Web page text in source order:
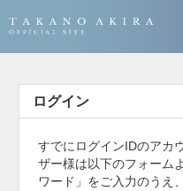
ログイン
すでにログインIDのアカ
ザー様は以下のフォーム
ワード」をご入力のうえ